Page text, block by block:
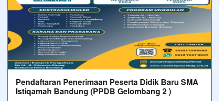
Pendaftaran Penerimaan Peserta Didik Baru SMA
Istiqamah Bandung (PPDB Gelombang 2 )